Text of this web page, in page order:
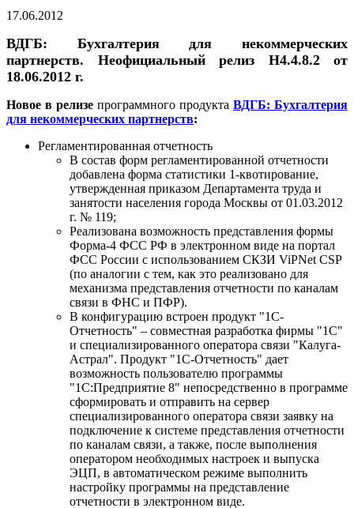
17.06.2012
ВДГБ: Бухгалтерия для некоммерческих
партнерств. Неофициальный релиз H4.4.8.2 от
18.06.2012 г.
Новое в релизе программного продукта ВДГБ: Бухгалтерия
для некоммерческих партнерств:
Регламентированная отчетность
В состав форм регламентированной отчетности
добавлена форма статистики 1-квотирование,
утвержденная приказом Департамента труда и
занятости населения города Москвы от 01.03.2012
г. № 119;
Реализована возможность представления формы
Форма-4 ФСС РФ в электронном виде на портал
ФСС России с использованием СКЗИ ViPNet CSP
(по аналогии с тем, как это реализовано для
механизма представления отчетности по каналам
связи в ФНС и ПФР).
В конфигурацию встроен продукт "1С-
Отчетность" – совместная разработка фирмы "1С"
и специализированного оператора связи "Калуга-
Астрал". Продукт "1С-Отчетность" дает
возможность пользователю программы
"1С:Предприятие 8" непосредственно в программе
сформировать и отправить на сервер
специализированного оператора связи заявку на
подключение к системе представления отчетности
по каналам связи, а также, после выполнения
оператором необходимых настроек и выпуска
ЭЦП, в автоматическом режиме выполнить
настройку программы на представление
отчетности в электронном виде.